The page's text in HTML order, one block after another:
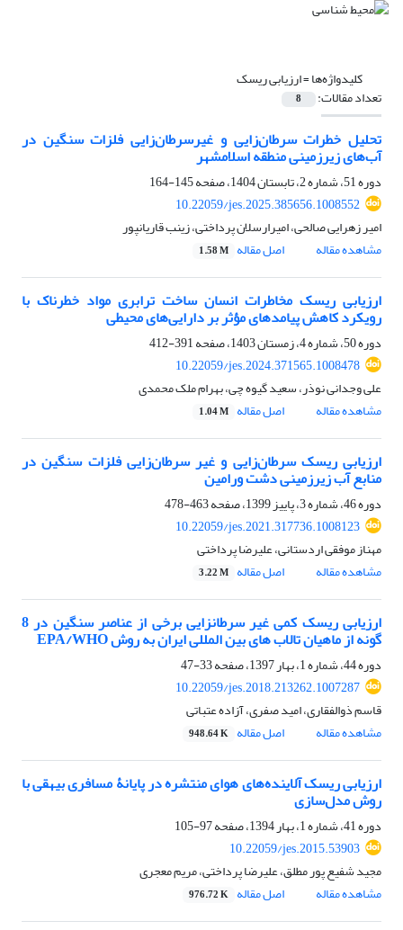
کلیدواژه‌ها =ارزیابی ریسک
تعداد مقالات: 8
تحلیل خطرات سرطان‌زایی و غیرسرطان‌زایی فلزات سنگین در
آب‌های زیرزمینی منطقه اسلامشهر
دوره 51، شماره 2، تابستان 1404، صفحه
145-164
10.22059/jes.2025.385656.1008552
امیر زهرایی صالحی، امیرارسلان پرداختی، زینب قاریانپور
مشاهده مقاله
اصل مقاله 1.58 M
ارزیابی ریسک مخاطرات انسان ساخت ترابری مواد خطرناک با
رویکرد کاهش پیامدهای مؤثر بر دارایی‌های محیطی
دوره 50، شماره 4، زمستان 1403، صفحه
391-412
10.22059/jes.2024.371565.1008478
علی وجدانی نوذر، سعید گیوه چی، بهرام ملک محمدی
مشاهده مقاله
اصل مقاله 1.04 M
ارزیابی ریسک سرطان‌زایی و غیر سرطان‌زایی فلزات سنگین در
منابع آب زیرزمینی دشت ورامین
دوره 46، شماره 3، پاییز 1399، صفحه
463-478
10.22059/jes.2021.317736.1008123
مهناز موفقی اردستانی، علیرضا پرداختی
مشاهده مقاله
اصل مقاله 3.22 M
ارزیابی ریسک کمی غیر سرطانزایی برخی از عناصر سنگین در 8
گونه از ماهیان تالاب های بین المللی ایران به روش EPA/WHO
دوره 44، شماره 1، بهار 1397، صفحه
33-47
10.22059/jes.2018.213262.1007287
قاسم ذوالفقاری، امید صفری، آزاده عتباتی
مشاهده مقاله
اصل مقاله 948.64 K
ارزیابی ریسک آلاینده‌های هوای منتشره در پایانۀ مسافری بیهقی با
روش مدل‌سازی
دوره 41، شماره 1، بهار 1394، صفحه
97-105
10.22059/jes.2015.53903
مجید شفیع پور مطلق، علیرضا پرداختی، مریم معجری
مشاهده مقاله
اصل مقاله 976.72 K